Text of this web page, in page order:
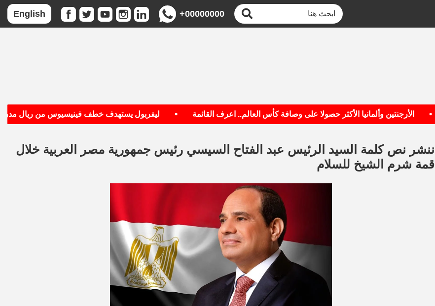
+00000000
English
الأرجنتين وألمانيا الأكثر حصولا على وصافة كأس العالم.. اعرف القائمة • ليفربول يستهدف خطف فينيسيوس من ريال مدريد
ننشر نص كلمة السيد الرئيس عبد الفتاح السيسي رئيس جمهورية مصر العربية خلال
قمة شرم الشيخ للسلام